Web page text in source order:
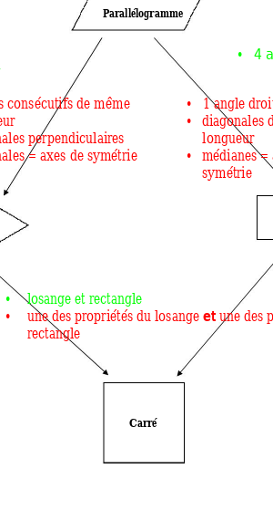
Parallélogramme
• 4
• losange et rectangle
• une des propriétés du losange et une des
rectangle
Carré
consécutifs de même
perpendiculaires
= axes de symétrie
• 1 angle
• diagonales
longueur
• médianes =
symétrie